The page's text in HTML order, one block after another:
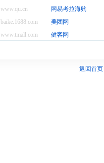
www.qu.cn
网易考拉海购
baike.1688.com
美团网
www.tmall.com
健客网
返回首页|